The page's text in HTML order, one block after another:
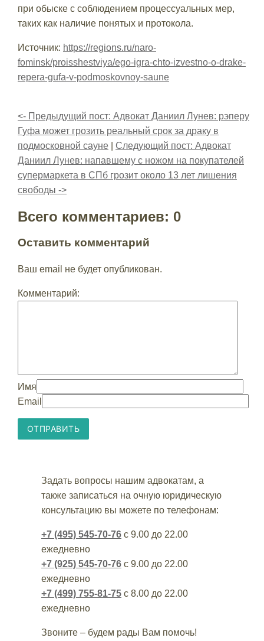
при обыске с соблюдением процессуальных мер,
таких как наличие понятых и протокола.
Источник: https://regions.ru/naro-
fominsk/proisshestviya/ego-igra-chto-izvestno-o-drake-
repera-gufa-v-podmoskovnoy-saune
<- Предыдущий пост: Адвокат Даниил Лунев: рэперу
Гуфа может грозить реальный срок за драку в
подмосковной сауне| Следующий пост: Адвокат
Даниил Лунев: напавшему с ножом на покупателей
супермаркета в СПб грозит около 13 лет лишения
свободы ->
Всего комментариев: 0
Оставить комментарий
Ваш email не будет опубликован.
Комментарий:
Имя
Email
Задать вопросы нашим адвокатам, а
также записаться на очную юридическую
консультацию вы можете по телефонам:
+7 (495) 545-70-76с 9.00 до 22.00
ежедневно
+7 (925) 545-70-76с 9.00 до 22.00
ежедневно
+7 (499) 755-81-75с 8.00 до 22.00
ежедневно
Звоните – будем рады Вам помочь!